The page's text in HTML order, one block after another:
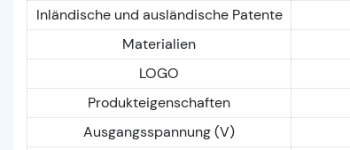
Inländische und ausländische Patente
Materialien
LOGO
Produkteigenschaften
Ausgangsspannung (V)